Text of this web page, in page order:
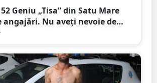
Geniu „Tisa” din Satu Mare
angajări. Nu aveți nevoie de
salar atractiv